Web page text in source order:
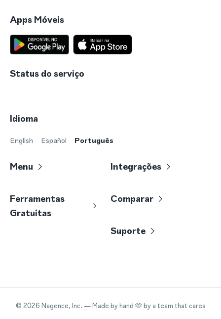
Apps Móveis
Status do serviço
Idioma
English Español Português
Menu Integrações
Ferramentas
Gratuitas
Comparar
Suporte
© 2026 Nagence, Inc. — Made by hand 🫶 by a team that cares